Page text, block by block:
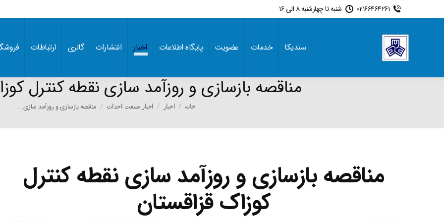
02166464261 شنبه تا چهارشنبه 8 الی 16
سندیکا خدمات عضویت پایگاه اطلاعات اخبار انتشارات گالری ارتباطات
مناقصه بازسازی و روزآمد سازی نقطه کنترل
You are here:
خانه اخبار اخبار صنعت احداث مناقصه بازسازی و روزآمد سازی…
مناقصه بازسازی و روزآمد سازی نقطه کنترل
کوزاک قزاقستان